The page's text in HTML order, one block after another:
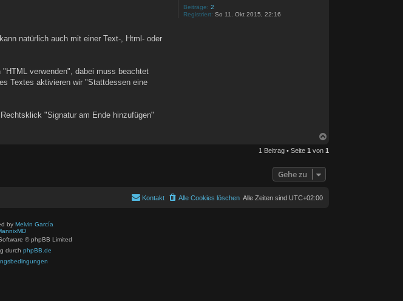
Beiträge: 2
Registriert: So 11. Okt 2015, 22:16
natürlich auch mit einer Text-, Html- oder
verwenden", dabei muss beachtet
Textes aktivieren wir "Stattdessen eine
"Signatur am Ende hinzufügen"
c
1 Beitrag • Seite 1 von 1
Gehe zu
Alle Zeiten sind UTC+02:00
Alle Cookies löschen
Kontakt
by Melvin García
© phpBB Limited
durch phpBB.de